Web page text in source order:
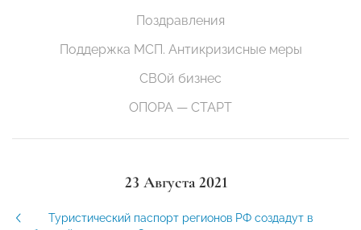
Поздравления
Поддержка МСП. Антикризисные меры
СВОй бизнес
ОПОРА — СТАРТ
23 Августа 2021
Туристический паспорт регионов РФ создадут в